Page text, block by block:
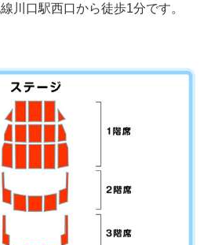
川口駅西口から徒歩1分です。